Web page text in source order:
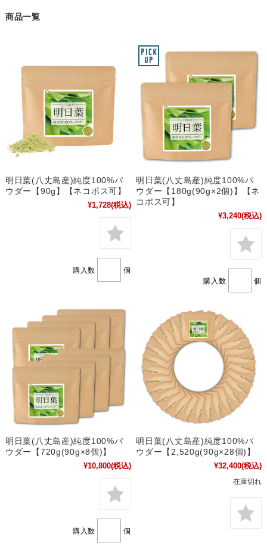
商品一覧
明日葉(八丈島産)純度100%パ
ウダー【90g】【ネコポス可】
¥1,728(税込)
購入数 個
明日葉(八丈島産)純度100%パ
ウダー【180g(90g×2個)】【ネ
コポス可】
¥3,240(税込)
購入数 個
明日葉(八丈島産)純度100%パ
ウダー【720g(90g×8個)】
¥10,800(税込)
購入数 個
明日葉(八丈島産)純度100%パ
ウダー【2,520g(90g×28個)】
¥32,400(税込)
在庫切れ